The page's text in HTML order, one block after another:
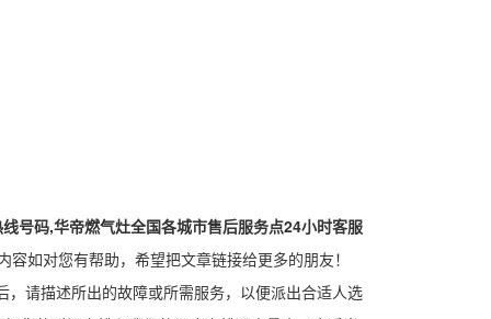
号码,华帝燃气灶全国各城市售后服务点24小时客服
容如对您有帮助，希望把文章链接给更多的朋友！
请描述所出的故障或所需服务，以便派出合适人选